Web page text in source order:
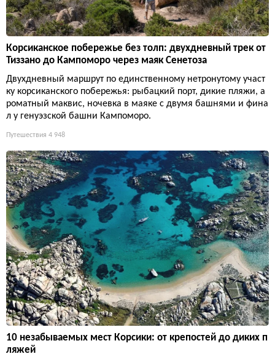
Корсиканское побережье без толп: двухдневный трек от
Тиззано до Кампоморо через маяк Сенетоза
Двухдневный маршрут по единственному нетронутому участ
ку корсиканского побережья: рыбацкий порт, дикие пляжи, а
роматный маквис, ночевка в маяке с двумя башнями и фина
л у генуэзской башни Кампоморо.
Путешествия 4 948
10 незабываемых мест Корсики: от крепостей до диких п
ляжей